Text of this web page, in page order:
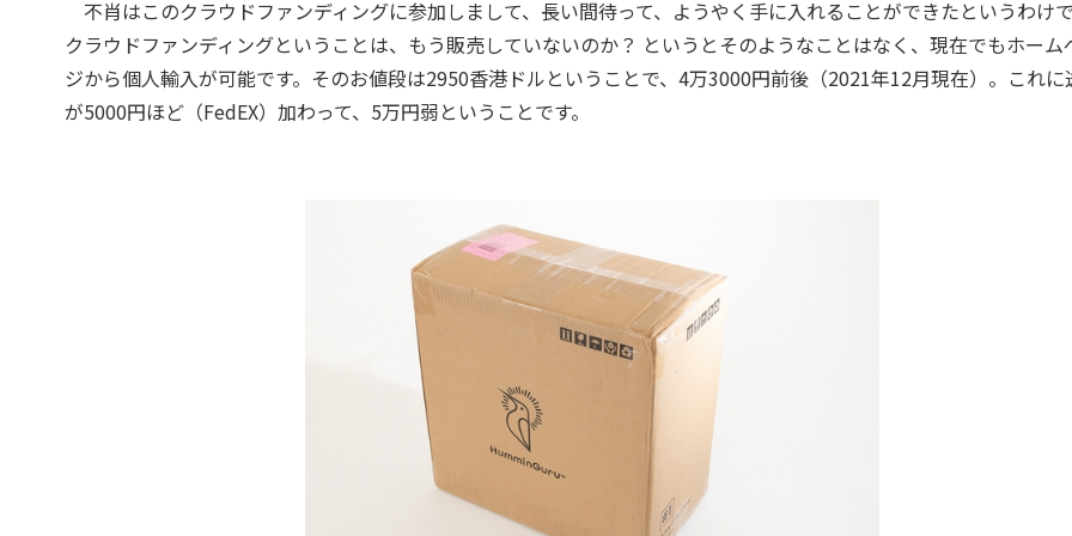
不肖はこのクラウドファンディングに参加しまして、長い間待って、ようやく手に入れることができたというわけで
クラウドファンディングということは、もう販売していないのか？ というとそのようなことはなく、現在でもホーム
ジから個人輸入が可能です。そのお値段は2950香港ドルということで、4万3000円前後（2021年12月現在）。これに
が5000円ほど（FedEX）加わって、5万円弱ということです。